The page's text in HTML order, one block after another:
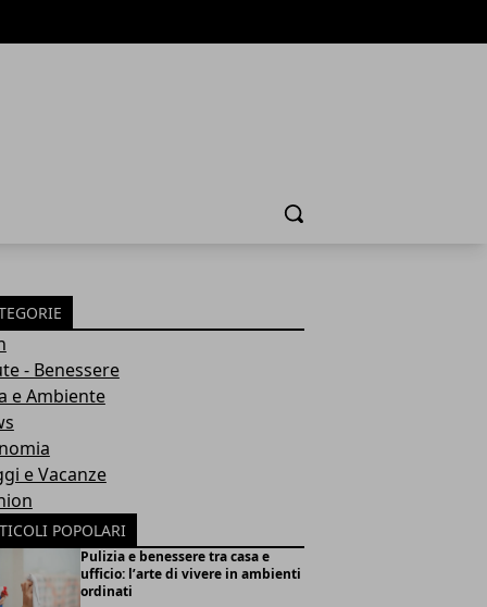
Cerca
- Benessere
e Ambiente
e Vacanze
POPOLARI
Pulizia e benessere tra casa e
ufficio: l’arte di vivere in ambienti
ordinati